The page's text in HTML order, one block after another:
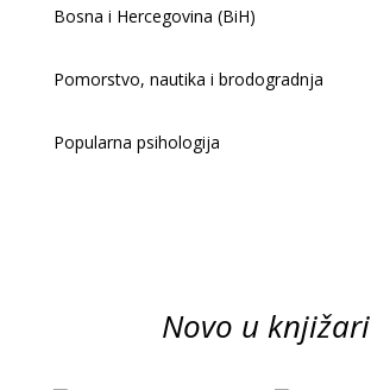
Bosna i Hercegovina (BiH)
Pomorstvo, nautika i brodogradnja
Popularna psihologija
Novo u knjižari